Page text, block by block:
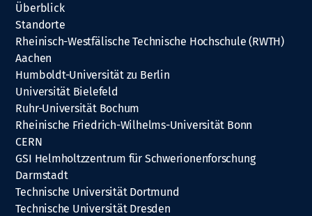
Überblick
Standorte
Rheinisch-Westfälische Technische Hochschule (RWTH)
Aachen
Humboldt-Universität zu Berlin
Universität Bielefeld
Ruhr-Universität Bochum
Rheinische Friedrich-Wilhelms-Universität Bonn
CERN
GSI Helmholtzzentrum für Schwerionenforschung
Darmstadt
Technische Universität Dortmund
Technische Universität Dresden